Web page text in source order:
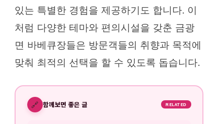
있는 특별한 경험을 제공하기도 합니다. 이
처럼 다양한 테마와 편의시설을 갖춘 금광
면 바베큐장들은 방문객들의 취향과 목적에
맞춰 최적의 선택을 할 수 있도록 돕습니다.
🔗 함께보면 좋은 글 RELATED